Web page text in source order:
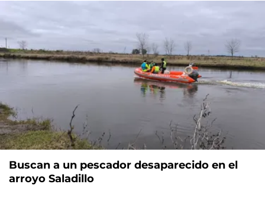
Buscan a un pescador desaparecido en el
arroyo Saladillo